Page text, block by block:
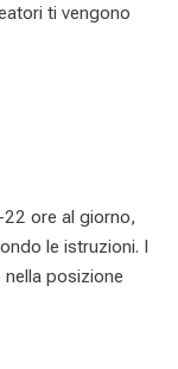
ti vengono
ore al giorno,
le istruzioni. I
posizione